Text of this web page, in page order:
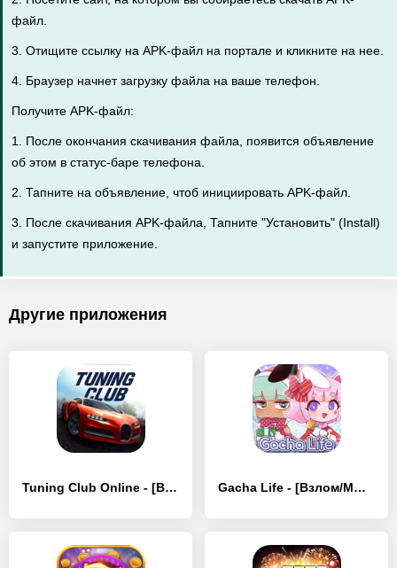
файл.
3. Отищите ссылку на APK-файл на портале и кликните на нее.
4. Браузер начнет загрузку файла на ваше телефон.
Получите APK-файл:
1. После окончания скачивания файла, появится объявление
об этом в статус-баре телефона.
2. Тапните на объявление, чтоб инициировать APK-файл.
3. После скачивания APK-файла, Тапните "Установить" (Install)
и запустите приложение.
Другие приложения
Tuning Club Online - [Взлом/МОД Unlocked] Gacha Life - [Взлом/МОД Все открыто]